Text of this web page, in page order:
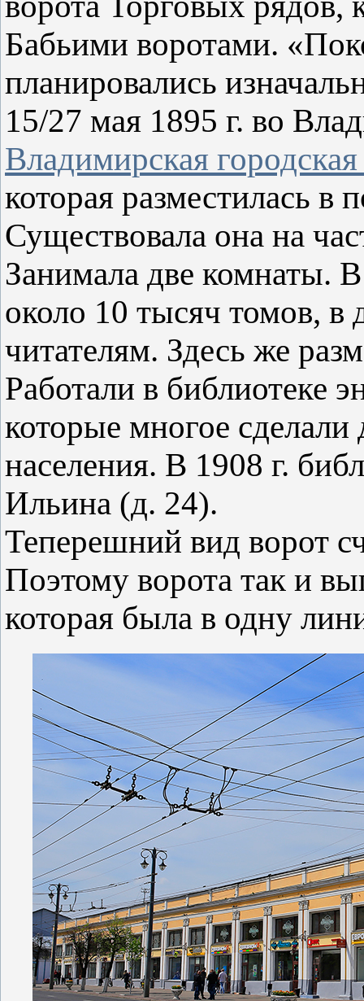
Бабьими воротами.
планировались
15/27 мая 1895 г. во
Владимирская
которая разместилась
Существовала она на
Занимала две комнаты.
около 10 тысяч томов, в
читателям. Здесь же
Работали в библиотеке
которые многое
населения. В 1908 г.
Ильина (д. 24).
Теперешний вид ворот
Поэтому ворота так и
которая была в одну